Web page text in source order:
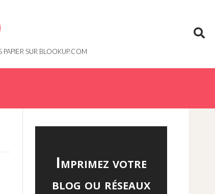
SUR BLOOKUP.COM
Imprimez votre
blog ou réseaux